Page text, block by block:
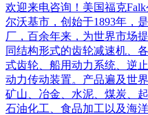
欢迎来电咨询！美国福克
尔沃基市，创始于1893年，
厂，百余年来，为世界市场
同结构形式的齿轮减速机、
式齿轮、船用动力系统、逆
动力传动装置。产品遍及世
矿山、冶金、水泥、煤炭、
石油化工、食品加工以及海洋